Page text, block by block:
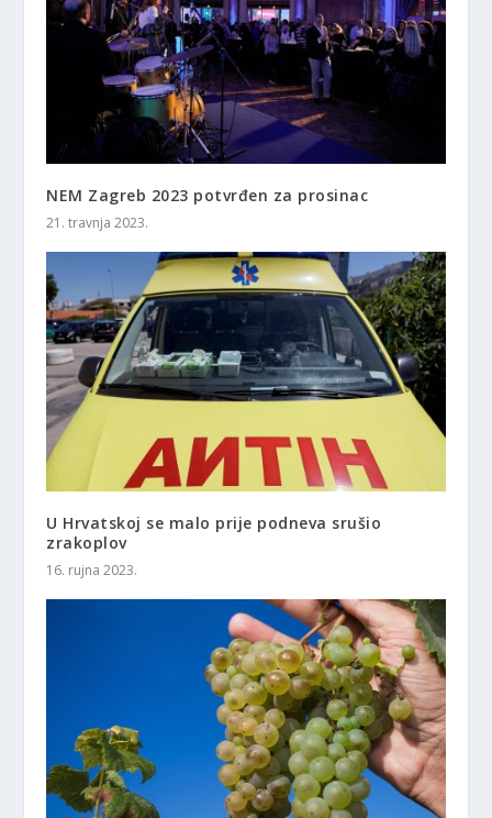
NEM Zagreb 2023 potvrđen za prosinac
21. travnja 2023.
U Hrvatskoj se malo prije podneva srušio
zrakoplov
16. rujna 2023.